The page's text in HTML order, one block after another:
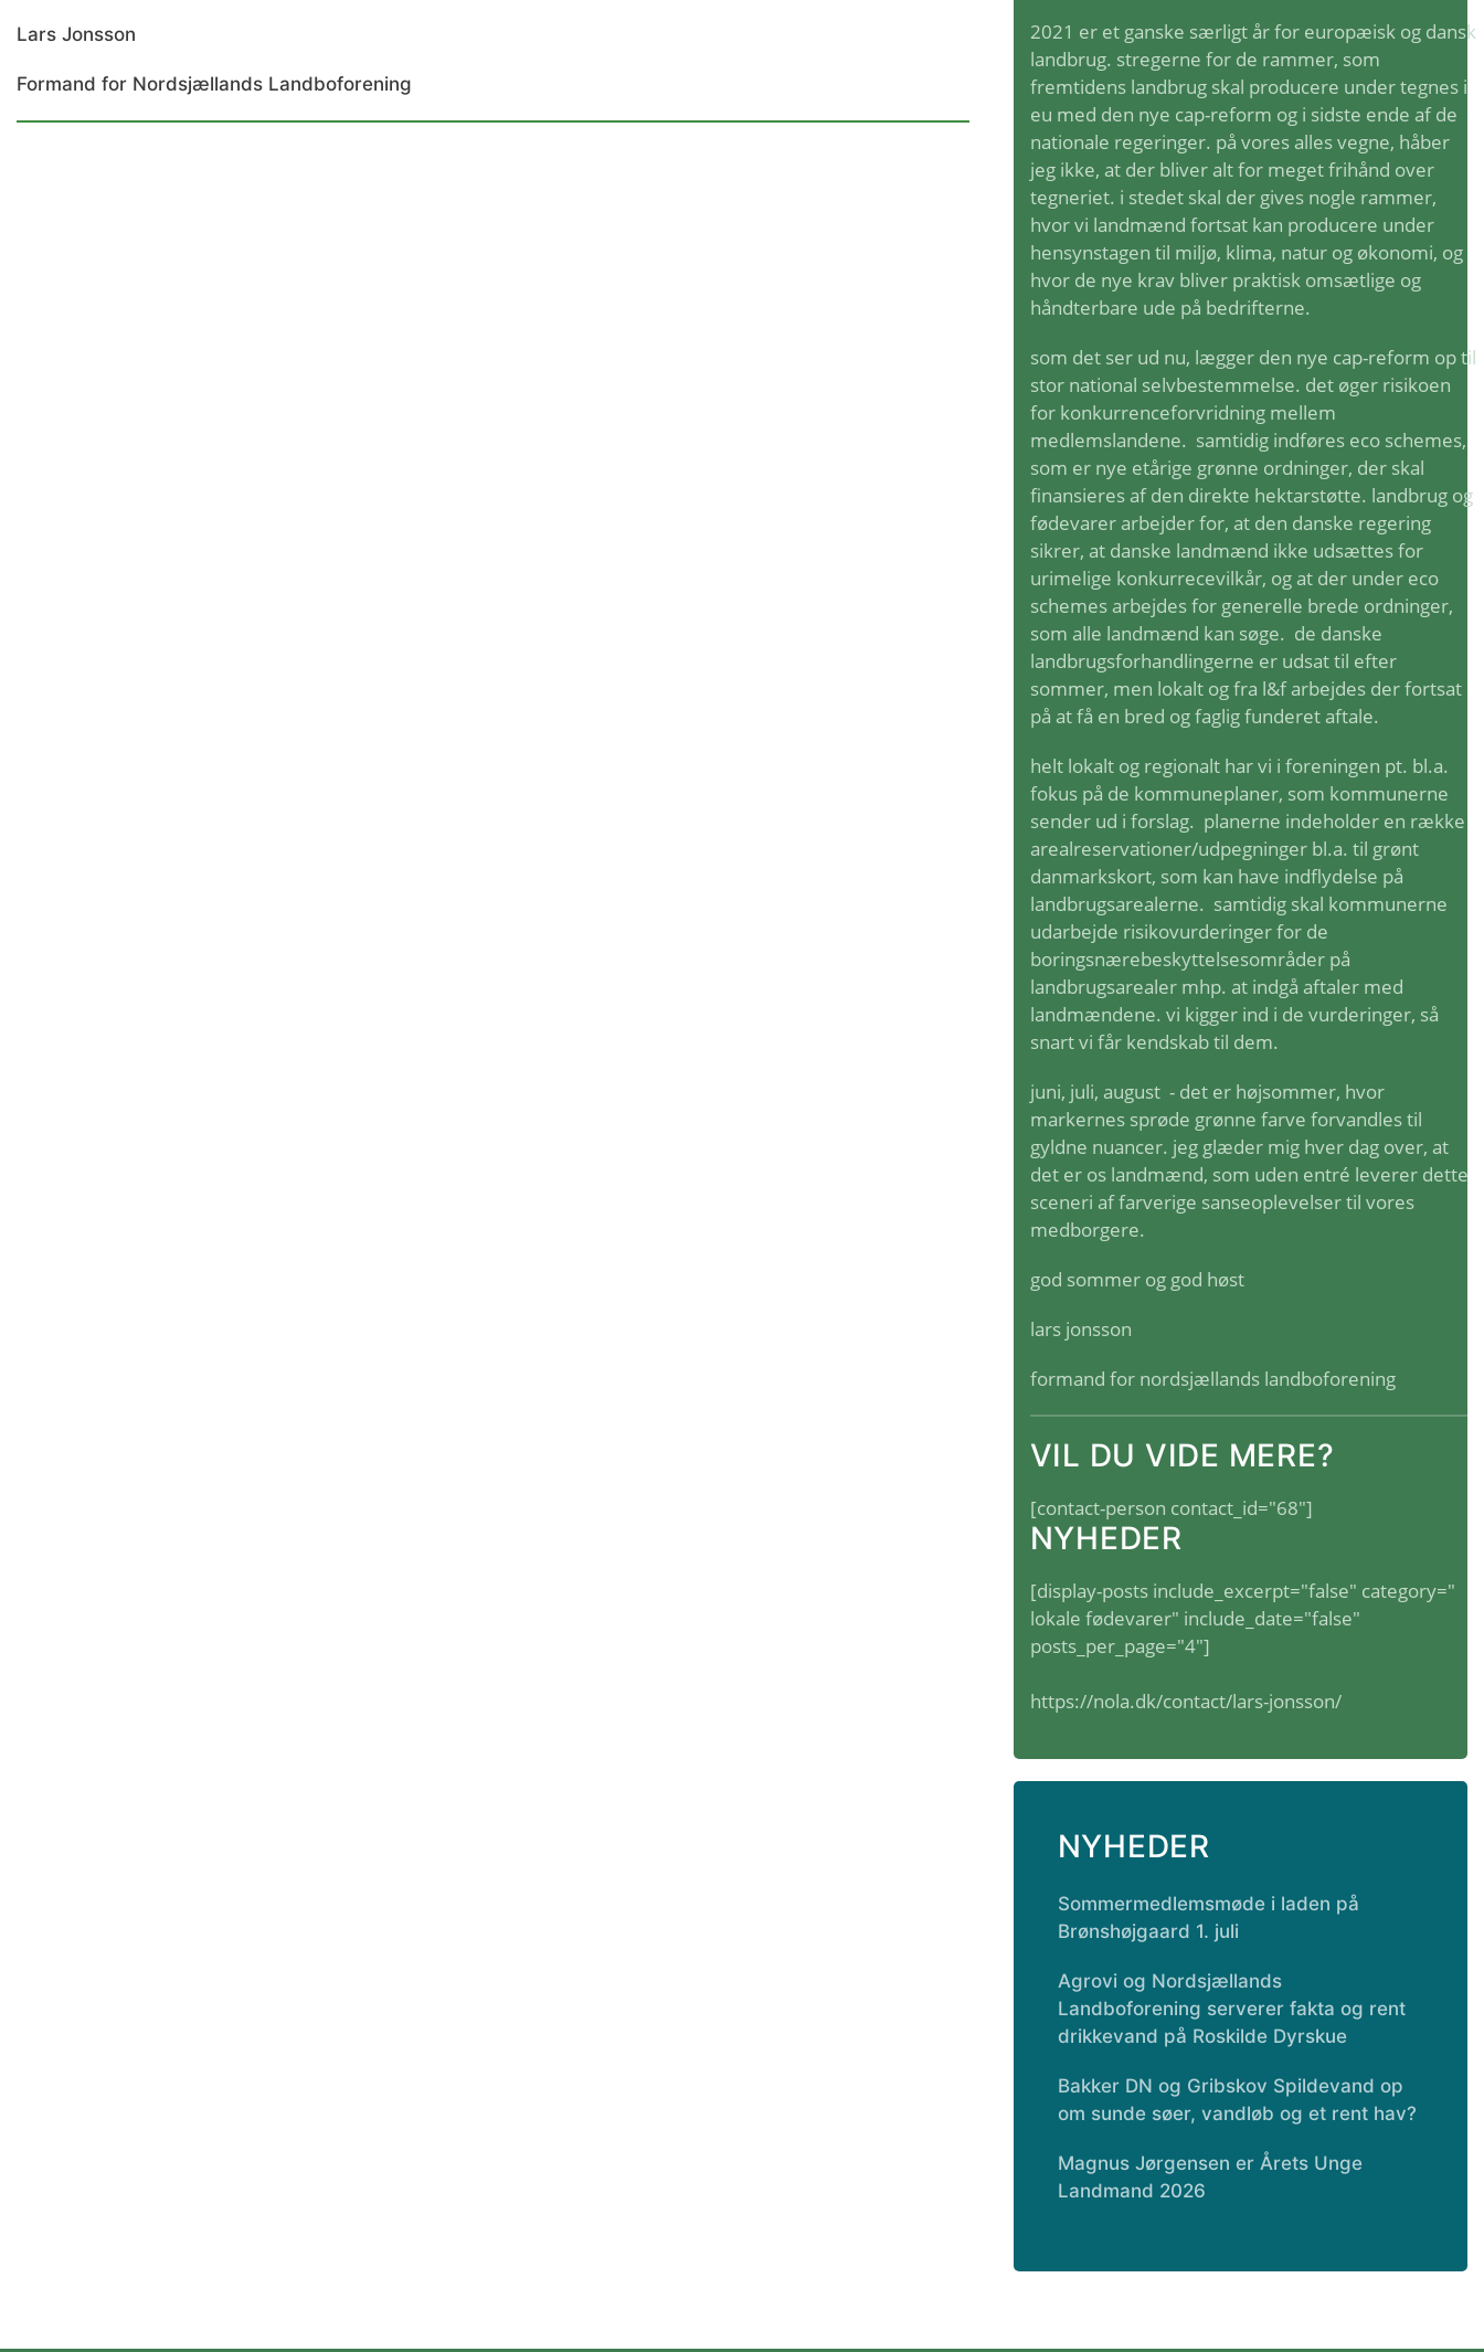
Lars Jonsson
Formand for Nordsjællands Landboforening
2021 er et ganske særligt år for europæisk og dansk
landbrug. stregerne for de rammer, som
fremtidens landbrug skal producere under tegnes i
eu med den nye cap-reform og i sidste ende af de
nationale regeringer. på vores alles vegne, håber
jeg ikke, at der bliver alt for meget frihånd over
tegneriet. i stedet skal der gives nogle rammer,
hvor vi landmænd fortsat kan producere under
hensynstagen til miljø, klima, natur og økonomi, og
hvor de nye krav bliver praktisk omsætlige og
håndterbare ude på bedrifterne.
som det ser ud nu, lægger den nye cap-reform op til
stor national selvbestemmelse. det øger risikoen
for konkurrenceforvridning mellem
medlemslandene. samtidig indføres eco schemes,
som er nye etårige grønne ordninger, der skal
finansieres af den direkte hektarstøtte. landbrug og
fødevarer arbejder for, at den danske regering
sikrer, at danske landmænd ikke udsættes for
urimelige konkurrecevilkår, og at der under eco
schemes arbejdes for generelle brede ordninger,
som alle landmænd kan søge. de danske
landbrugsforhandlingerne er udsat til efter
sommer, men lokalt og fra l&f arbejdes der fortsat
på at få en bred og faglig funderet aftale.
helt lokalt og regionalt har vi i foreningen pt. bl.a.
fokus på de kommuneplaner, som kommunerne
sender ud i forslag. planerne indeholder en række
arealreservationer/udpegninger bl.a. til grønt
danmarkskort, som kan have indflydelse på
landbrugsarealerne. samtidig skal kommunerne
udarbejde risikovurderinger for de
boringsnærebeskyttelsesområder på
landbrugsarealer mhp. at indgå aftaler med
landmændene. vi kigger ind i de vurderinger, så
snart vi får kendskab til dem.
juni, juli, august - det er højsommer, hvor
markernes sprøde grønne farve forvandles til
gyldne nuancer. jeg glæder mig hver dag over, at
det er os landmænd, som uden entré leverer dette
sceneri af farverige sanseoplevelser til vores
medborgere.
god sommer og god høst
lars jonsson
formand for nordsjællands landboforening
VIL DU VIDE MERE?
[contact-person contact_id="68"]
NYHEDER
[display-posts include_excerpt="false" category="
lokale fødevarer" include_date="false"
posts_per_page="4"]
https://nola.dk/contact/lars-jonsson/
NYHEDER
Sommermedlemsmøde i laden på
Brønshøjgaard 1. juli
Agrovi og Nordsjællands
Landboforening serverer fakta og rent
drikkevand på Roskilde Dyrskue
Bakker DN og Gribskov Spildevand op
om sunde søer, vandløb og et rent hav?
Magnus Jørgensen er Årets Unge
Landmand 2026